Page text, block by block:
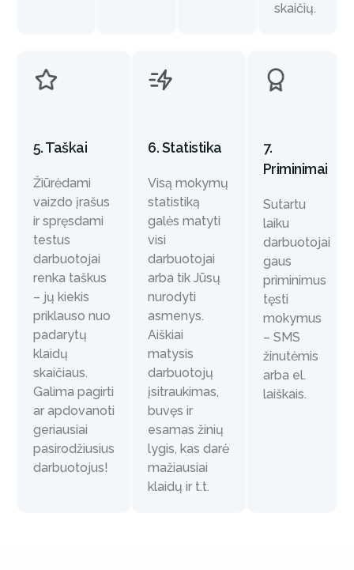
skaičių.
5. Taškai
Žiūrėdami
vaizdo įrašus
ir spręsdami
testus
darbuotojai
renka taškus
– jų kiekis
priklauso nuo
padarytų
klaidų
skaičiaus.
Galima pagirti
ar apdovanoti
geriausiai
pasirodžiusius
darbuotojus!
6. Statistika
Visą mokymų
statistiką
galės matyti
visi
darbuotojai
arba tik Jūsų
nurodyti
asmenys.
Aiškiai
matysis
darbuotojų
įsitraukimas,
buvęs ir
esamas žinių
lygis, kas darė
mažiausiai
klaidų ir t.t.
7.
Priminimai
Sutartu
laiku
darbuotojai
gaus
priminimus
tęsti
mokymus
– SMS
žinutėmis
arba el.
laiškais.